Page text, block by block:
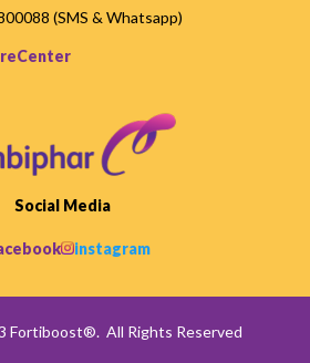
(SMS & Whatsapp)
Social Media
instagram
Fortiboost®. All Rights Reserved